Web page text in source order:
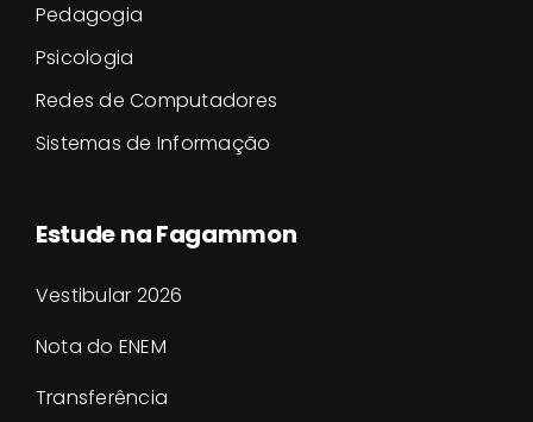
Pedagogia
Psicologia
Redes de Computadores
Sistemas de Informação
Estude na Fagammon
Vestibular 2026
Nota do ENEM
Transferência